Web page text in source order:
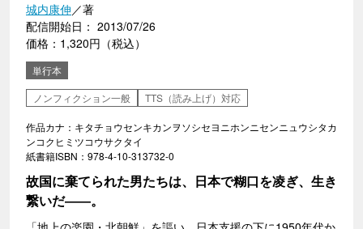
城内康伸／著
配信開始日： 2013/07/26
価格：1,320円（税込）
単行本
ノンフィクション一般
TTS（読み上げ）対応
作品カナ：キタチョウセンキカンヲソシセヨニホンニセンニュウシタカ
ンコクヒミツコウサクタイ
紙書籍ISBN：978-4-10-313732-0
故国に棄てられた男たちは、日本で糊口を凌ぎ、生き
繋いだ――。